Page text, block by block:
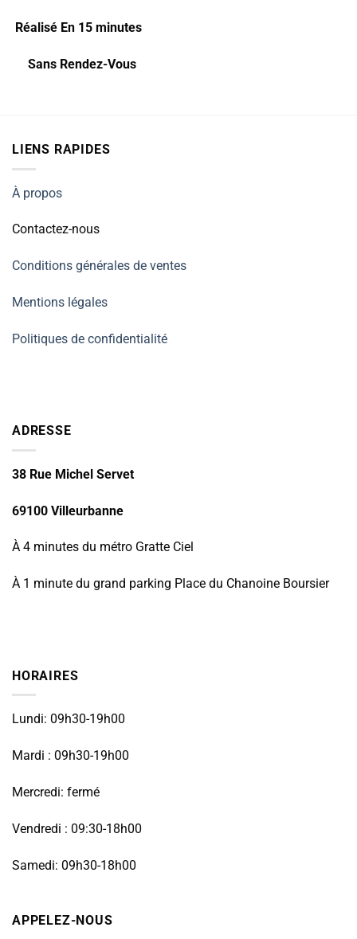
Réalisé En 15 minutes
Sans Rendez-Vous
LIENS RAPIDES
À propos
Contactez-nous
Conditions générales de ventes
Mentions légales
Politiques de confidentialité
ADRESSE
38 Rue Michel Servet
69100 Villeurbanne
À 4 minutes du métro Gratte Ciel
À 1 minute du grand parking Place du Chanoine Boursier
HORAIRES
Lundi: 09h30-19h00
Mardi : 09h30-19h00
Mercredi: fermé
Vendredi : 09:30-18h00
Samedi: 09h30-18h00
APPELEZ-NOUS